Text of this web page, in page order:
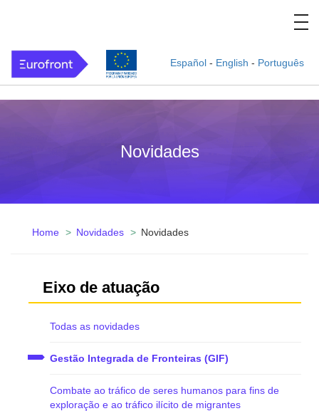
Español - English - Português
Novidades
Home Novidades Novidades
Eixo de atuação
Todas as novidades
Gestão Integrada de Fronteiras (GIF)
Combate ao tráfico de seres humanos para fins de
exploração e ao tráfico ilícito de migrantes